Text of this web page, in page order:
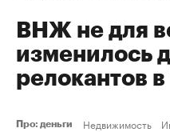
ВНЖ не для
изменилось
релокантов
Про: деньги Недвижимость